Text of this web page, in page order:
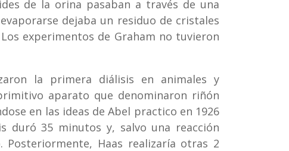
de la orina pasaban a través de una
dejaba un residuo de cristales
experimentos de Graham no tuvieron
la primera diálisis en animales y
aparato que denominaron riñón
en las ideas de Abel practico en 1926
duró 35 minutos y, salvo una reacción
Haas realizaría otras 2